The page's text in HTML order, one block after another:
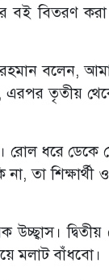
বই বিতরণ
বলেন,
এরপর তৃতীয়
ধরে ডেকে
তা
দ্বিতীয়
মলাট বাঁধবো।